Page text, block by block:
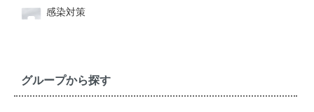
感染対策
グループから探す